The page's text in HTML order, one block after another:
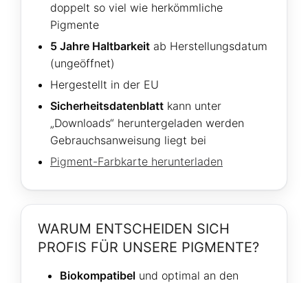
doppelt so viel wie herkömmliche
Pigmente
5 Jahre Haltbarkeit ab Herstellungsdatum
(ungeöffnet)
Hergestellt in der EU
Sicherheitsdatenblatt kann unter
„Downloads“ heruntergeladen werden
Gebrauchsanweisung liegt bei
Pigment-Farbkarte herunterladen
WARUM ENTSCHEIDEN SICH
PROFIS FÜR UNSERE PIGMENTE?
Biokompatibel und optimal an den